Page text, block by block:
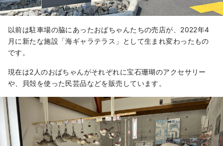
以前は駐車場の脇にあったおばちゃんたちの売店が、2022年4
月に新たな施設「海ギャラテラス」として生まれ変わったもの
です。
現在は2人のおばちゃんがそれぞれに宝石珊瑚のアクセサリー
や、貝殻を使った民芸品などを販売しています。